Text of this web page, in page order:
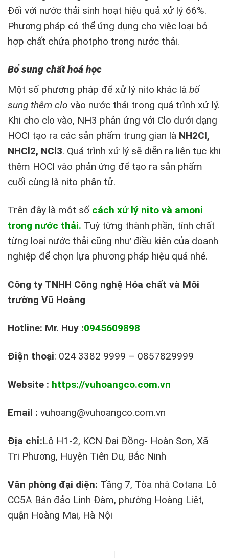
Đối với nước thải sinh hoạt hiệu quả xử lý 66%.
Phương pháp có thể ứng dụng cho việc loại bỏ
hợp chất chứa photpho trong nước thải.
Bổ sung chất hoá học
Một số phương pháp để xử lý nito khác là bổ
sung thêm clo vào nước thải trong quá trình xử lý.
Khi cho clo vào, NH3 phản ứng với Clo dưới dạng
HOCl tạo ra các sản phẩm trung gian là NH2Cl,
NHCl2, NCl3. Quá trình xử lý sẽ diễn ra liên tục khi
thêm HOCl vào phản ứng để tạo ra sản phẩm
cuối cùng là nito phân tử.
Trên đây là một số cách xử lý nito và amoni
trong nước thải. Tuỳ từng thành phần, tính chất
từng loại nước thải cũng như điều kiện của doanh
nghiệp để chọn lựa phương pháp hiệu quả nhé.
Công ty TNHH Công nghệ Hóa chất và Môi
trường Vũ Hoàng
Hotline: Mr. Huy :0945609898
Điện thoại: 024 3382 9999 – 0857829999
Website : https://vuhoangco.com.vn
Email : vuhoang@vuhoangco.com.vn
Địa chỉ:Lô H1-2, KCN Đại Đồng- Hoàn Sơn, Xã
Tri Phương, Huyện Tiên Du, Bắc Ninh
Văn phòng đại diện: Tầng 7, Tòa nhà Cotana Lô
CC5A Bán đảo Linh Đàm, phường Hoàng Liệt,
quận Hoàng Mai, Hà Nội